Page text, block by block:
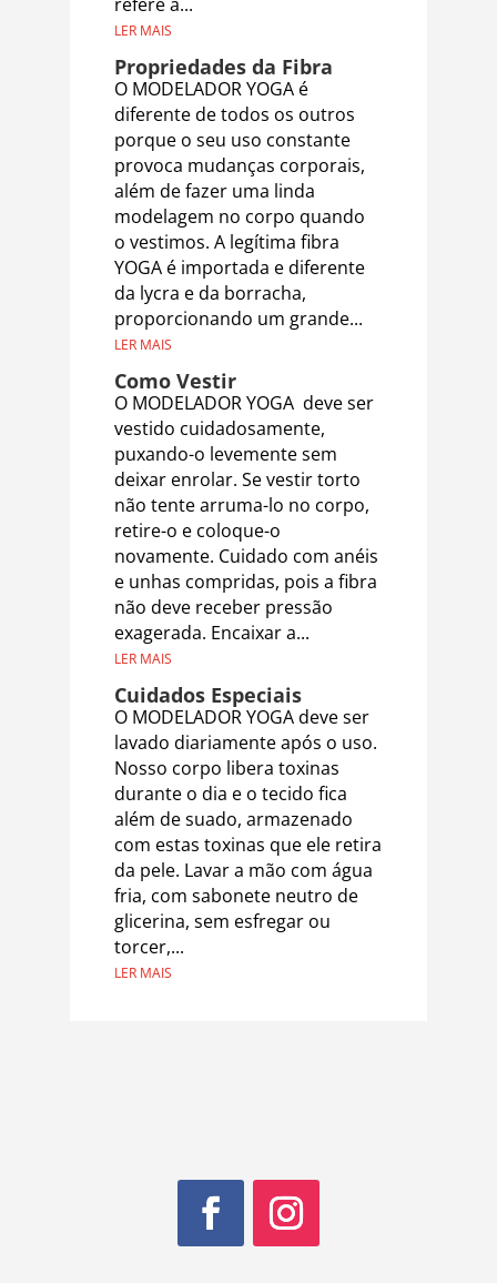
LER MAIS
Propriedades da Fibra
O MODELADOR YOGA é
diferente de todos os outros
porque o seu uso constante
provoca mudanças corporais,
além de fazer uma linda
modelagem no corpo quando
o vestimos. A legítima fibra
YOGA é importada e diferente
da lycra e da borracha,
proporcionando um grande...
LER MAIS
Como Vestir
O MODELADOR YOGA deve ser
vestido cuidadosamente,
puxando-o levemente sem
deixar enrolar. Se vestir torto
não tente arruma-lo no corpo,
retire-o e coloque-o
novamente. Cuidado com anéis
e unhas compridas, pois a fibra
não deve receber pressão
exagerada. Encaixar a...
LER MAIS
Cuidados Especiais
O MODELADOR YOGA deve ser
lavado diariamente após o uso.
Nosso corpo libera toxinas
durante o dia e o tecido fica
além de suado, armazenado
com estas toxinas que ele retira
da pele. Lavar a mão com água
fria, com sabonete neutro de
glicerina, sem esfregar ou
torcer,...
LER MAIS